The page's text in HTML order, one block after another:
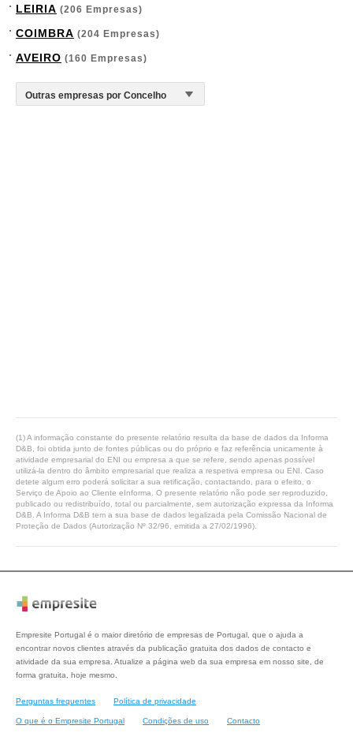
LEIRIA (206 Empresas)
COIMBRA (204 Empresas)
AVEIRO (160 Empresas)
(1) A informação constante do presente relatório resulta da base de dados da Informa
D&B, foi obtida junto de fontes públicas ou do próprio e faz referência unicamente à
atividade empresarial do ENI ou empresa a que se refere, sendo apenas possível
utilizá-la dentro do âmbito empresarial que realiza a respetiva empresa ou ENI. Caso
detete algum erro poderá solicitar a sua retificação, contactando, para o efeito, o
Serviço de Apoio ao Cliente eInforma. O presente relatório não pode ser reproduzido,
publicado ou redistribuído, total ou parcialmente, sem autorização expressa da Informa
D&B. A Informa D&B tem a sua base de dados legalizada pela Comissão Nacional de
Proteção de Dados (Autorização Nº 32/96, emitida a 27/02/1996).
Empresite Portugal é o maior diretório de empresas de Portugal, que o ajuda a
encontrar novos clientes através da publicação gratuita dos dados de contacto e
atividade da sua empresa. Atualize a página web da sua empresa em nosso site, de
forma gratuita, hoje mesmo.
Perguntas frequentes Política de privacidade
O que é o Empresite Portugal Condições de uso Contacto